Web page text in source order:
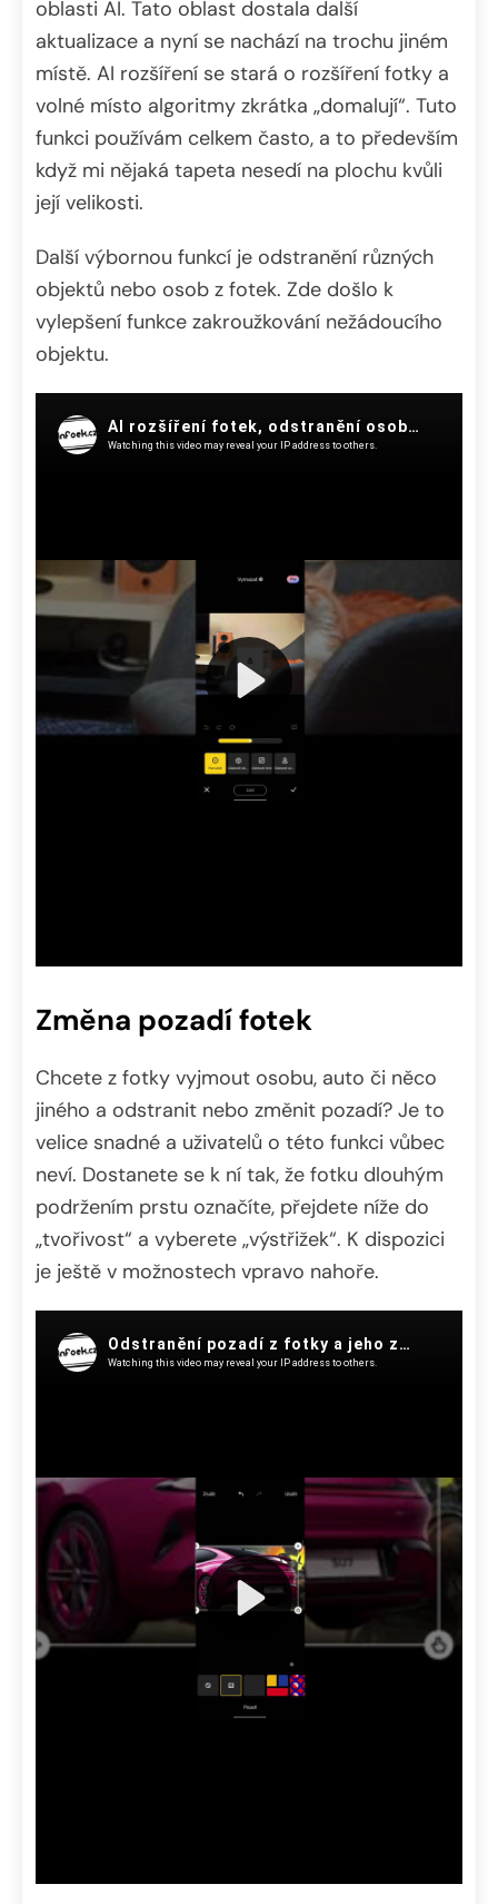
oblasti AI. Tato oblast dostala další
aktualizace a nyní se nachází na trochu jiném
místě. AI rozšíření se stará o rozšíření fotky a
volné místo algoritmy zkrátka „domalují“. Tuto
funkci používám celkem často, a to především
když mi nějaká tapeta nesedí na plochu kvůli
její velikosti.
Další výbornou funkcí je odstranění různých
objektů nebo osob z fotek. Zde došlo k
vylepšení funkce zakroužkování nežádoucího
objektu.
Změna pozadí fotek
Chcete z fotky vyjmout osobu, auto či něco
jiného a odstranit nebo změnit pozadí? Je to
velice snadné a uživatelů o této funkci vůbec
neví. Dostanete se k ní tak, že fotku dlouhým
podržením prstu označíte, přejdete níže do
„tvořivost“ a vyberete „výstřižek“. K dispozici
je ještě v možnostech vpravo nahoře.